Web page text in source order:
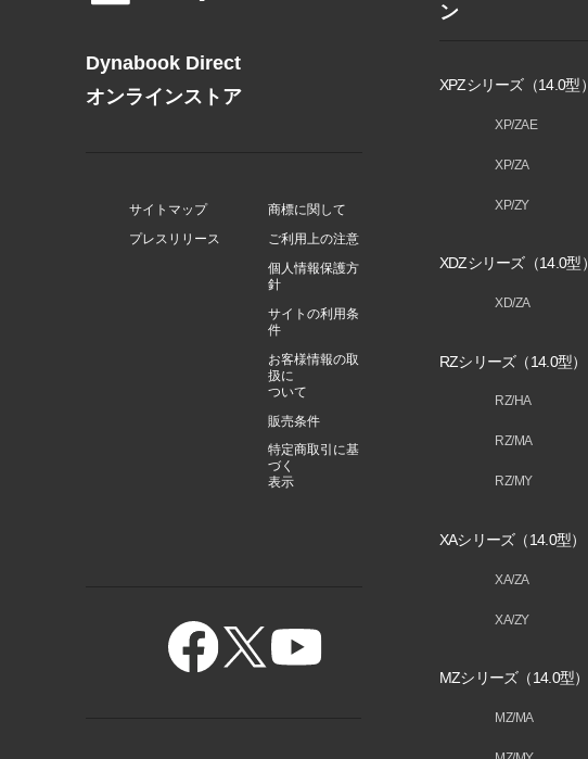
Dynabook Direct
オンラインストア
サイトマップ
プレスリリース
商標に関して
ご利用上の注意
個人情報保護方
針
サイトの利用条
件
お客様情報の取
扱に
ついて
販売条件
特定商取引に基
づく
表示
ン
XPZシリーズ（14.0型）
XP/ZAE
XP/ZA
XP/ZY
XDZシリーズ（14.0型）
XD/ZA
RZシリーズ（14.0型）
RZ/HA
RZ/MA
RZ/MY
XAシリーズ（14.0型）
XA/ZA
XA/ZY
MZシリーズ（14.0型）
MZ/MA